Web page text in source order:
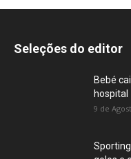
Seleções do editor
Bebé
hospital
9 de